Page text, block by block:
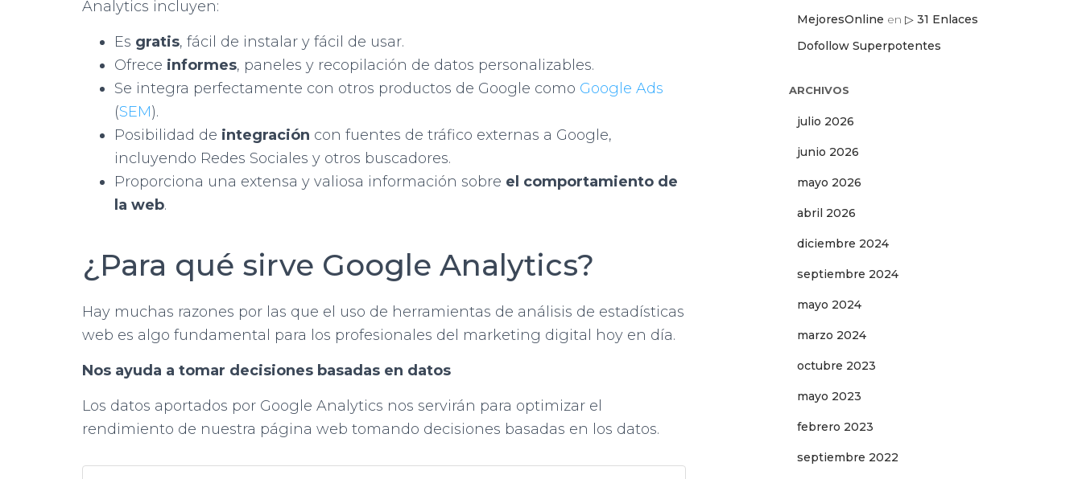
Analytics incluyen:
Es gratis, fácil de instalar y fácil de usar.
Ofrece informes, paneles y recopilación de datos personalizables.
Se integra perfectamente con otros productos de Google como Google Ads
(SEM).
Posibilidad de integración con fuentes de tráfico externas a Google,
incluyendo Redes Sociales y otros buscadores.
Proporciona una extensa y valiosa información sobre el comportamiento de
la web.
¿Para qué sirve Google Analytics?
Hay muchas razones por las que el uso de herramientas de análisis de estadísticas
web es algo fundamental para los profesionales del marketing digital hoy en día.
Nos ayuda a tomar decisiones basadas en datos
Los datos aportados por Google Analytics nos servirán para optimizar el
rendimiento de nuestra página web tomando decisiones basadas en los datos.
MejoresOnline en ▷ 31 Enlaces
Dofollow Superpotentes
ARCHIVOS
julio 2026
junio 2026
mayo 2026
abril 2026
diciembre 2024
septiembre 2024
mayo 2024
marzo 2024
octubre 2023
mayo 2023
febrero 2023
septiembre 2022